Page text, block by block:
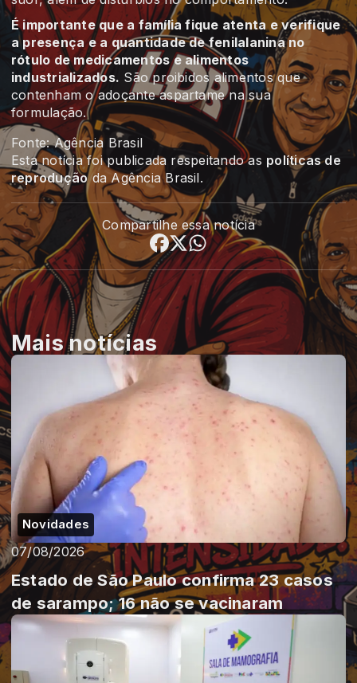
É importante que a família fique atenta e verifique
a presença e a quantidade de fenilalanina no
rótulo de medicamentos e alimentos
industrializados. São proibidos alimentos que
contenham o adoçante aspartame na sua
formulação.
Fonte: Agência Brasil
Esta notícia foi publicada respeitando as políticas de
reproduçãoda Agência Brasil.
Compartilhe essa notícia
Mais notícias
Novidades
07/08/2026
Estado de São Paulo confirma 23 casos
de sarampo; 16 não se vacinaram